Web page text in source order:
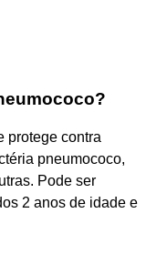
protege contra
pneumococo,
Pode ser
2 anos de idade e